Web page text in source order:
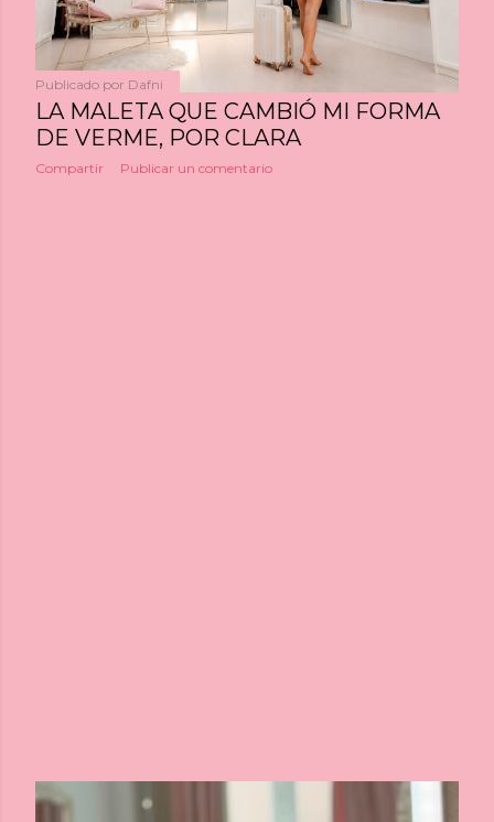
Publicado por Dafni
LA MALETA QUE CAMBIÓ MI FORMA
DE VERME, POR CLARA
Compartir Publicar un comentario